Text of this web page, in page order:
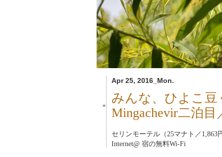
Apr 25, 2016_Mon.
■
みんな、ひよこ豆
Mingachevir二泊
セリンモーテル（25マナト／1,863
Internet@ 宿の無料Wi-Fi